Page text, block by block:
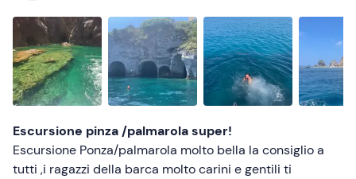
Più recenti
Meno recenti
Più alte
Più basse
Escursione pinza /palmarola super!
Escursione Ponza/palmarola molto bella la consiglio a
tutti ,i ragazzi della barca molto carini e gentili ti